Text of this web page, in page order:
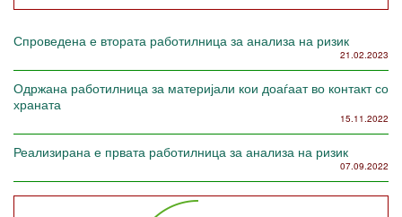
Спроведена е втората работилница за анализа на ризик
21.02.2023
Одржана работилница за материјали кои доаѓаат во контакт со
храната
15.11.2022
Реализирана е првата работилница за анализа на ризик
07.09.2022